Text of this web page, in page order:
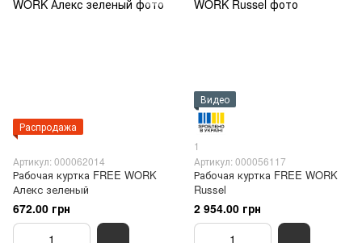
Распродажа
Артикул: 000062014
Рабочая куртка FREE WORK
Алекс зеленый
672.00 грн
Видео
1
Артикул: 000056117
Рабочая куртка FREE WORK
Russel
2 954.00 грн